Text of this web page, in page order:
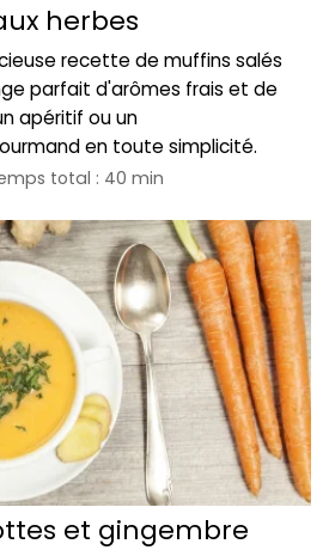
herbes
recette de muffins salés
parfait d'arômes frais et de
apéritif ou un
en toute simplicité.
total : 40 min
et gingembre